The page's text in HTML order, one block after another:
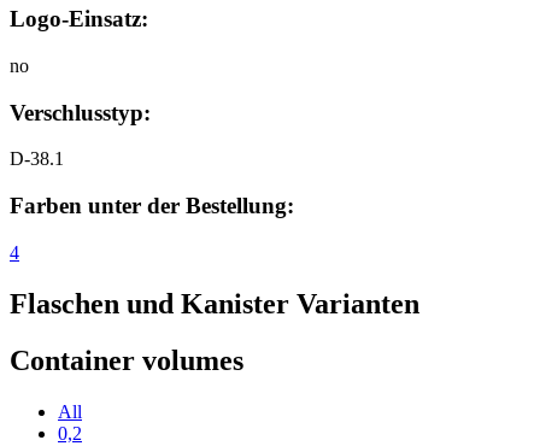
Logo-Einsatz:
no
Verschlusstyp:
D-38.1
Farben unter der Bestellung:
4
Flaschen und Kanister Varianten
Container volumes
All
0,2